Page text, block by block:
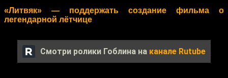
«Литвяк» — поддержать создание фильма о
легендарной лётчице
Смотри ролики Гоблина на канале Rutube